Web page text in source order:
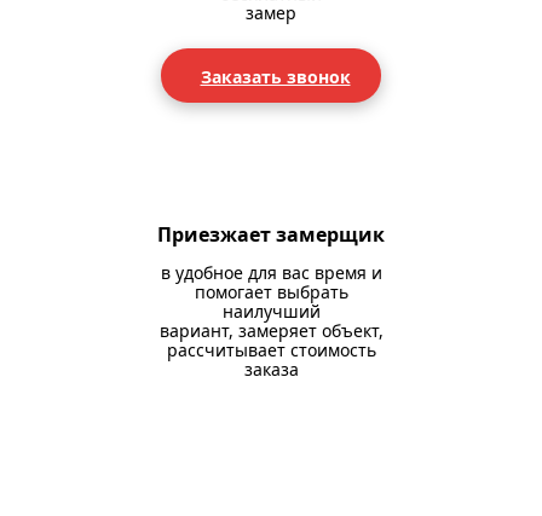
замер
Заказать звонок
Приезжает замерщик
в удобное для вас время и
помогает выбрать
наилучший
вариант, замеряет объект,
рассчитывает стоимость
заказа